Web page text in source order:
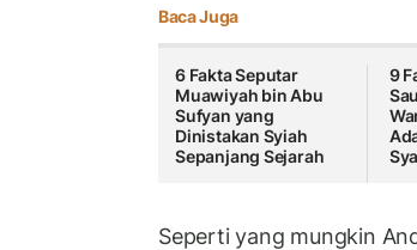
Baca Juga
6 Fakta Seputar
Muawiyah bin Abu
Sufyan yang
Dinistakan Syiah
Sepanjang Sejarah
9
Seperti yang mungkin